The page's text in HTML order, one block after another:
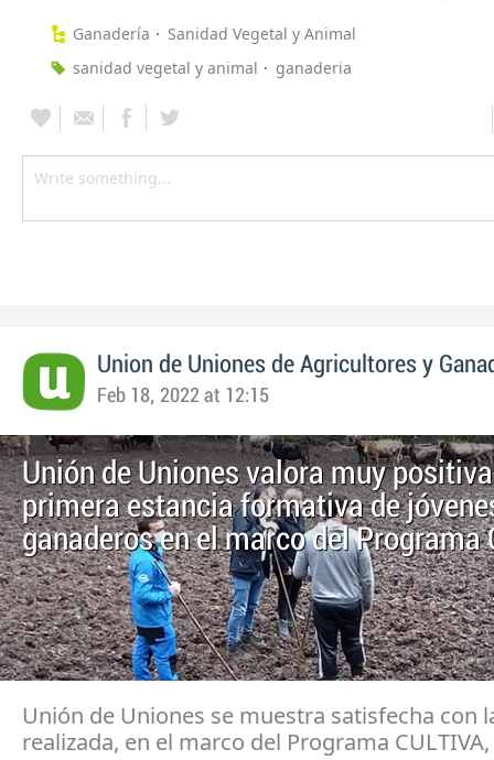
Ganadería
Sanidad Vegetal y Animal
sanidad vegetal y animal
ganaderia
Union de Uniones de Agricultores y
Feb 18, 2022 at 12:15
Unión de Uniones valora muy
primera estancia formativa de
ganaderos en el marco del Programa
Unión de Uniones se muestra satisfecha con
realizada, en el marco del Programa